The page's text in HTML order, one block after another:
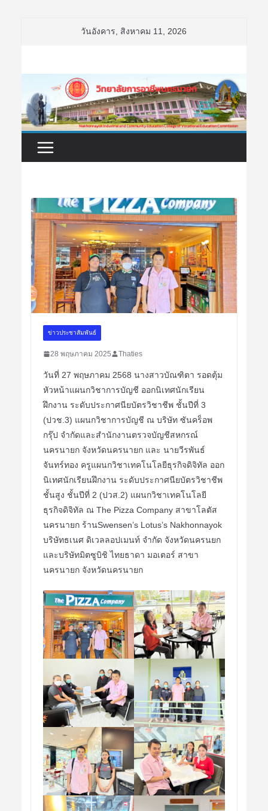
วันอังคาร, สิงหาคม 11, 2026
ข่าวประชาสัมพันธ์
28 พฤษภาคม 2025 Thaties
วันที่ 27 พฤษภาคม 2568 นางสาวบัณฑิตา รอดตุ้ม
หัวหน้าแผนกวิชาการบัญชี ออกนิเทศนักเรียน
ฝึกงาน ระดับประกาศนียบัตรวิชาชีพ ชั้นปีที่ 3
(ปวช.3) แผนกวิชาการบัญชี ณ บริษัท ซันคร็อพ
กรุ๊ป จำกัดและสำนักงานตรวจบัญชีสหกรณ์
นครนายก จังหวัดนครนายก และ นายวีรพันธ์
จันทร์ทอง ครูแผนกวิชาเทคโนโลยีธุรกิจดิจิทัล ออก
นิเทศนักเรียนฝึกงาน ระดับประกาศนียบัตรวิชาชีพ
ชั้นสูง ชั้นปีที่ 2 (ปวส.2) แผนกวิชาเทคโนโลยี
ธุรกิจดิจิทัล ณ The Pizza Company สาขาโลตัส
นครนายก ร้านSwensen’s Lotus’s Nakhonnayok
บริษัทธเนศ ดิเวลลอปเมนท์ จำกัด จังหวัดนครนยก
และบริษัทมิตซูบิชิ ไทยธาดา มอเตอร์ สาขา
นครนายก จังหวัดนครนายก